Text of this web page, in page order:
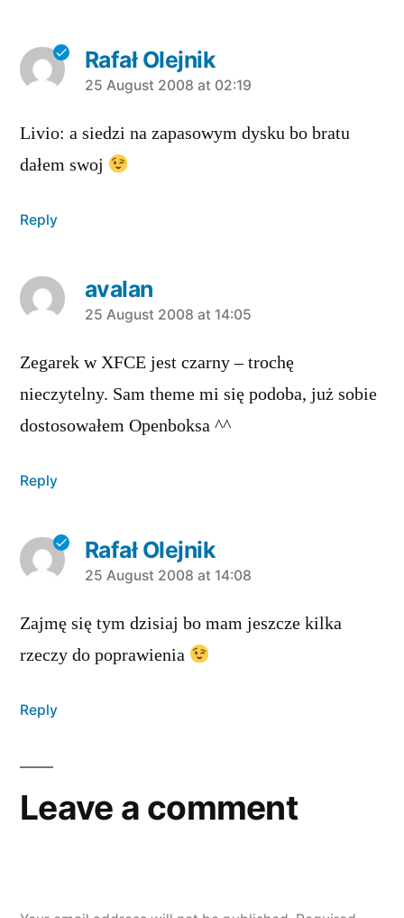
Rafał Olejnik
says:
25 August 2008 at 02:19
Livio: a siedzi na zapasowym dysku bo bratu
dałem swoj
Reply
avalan
says:
25 August 2008 at 14:05
Zegarek w XFCE jest czarny – trochę
nieczytelny. Sam theme mi się podoba, już sobie
dostosowałem Openboksa ^^
Reply
Rafał Olejnik
says:
25 August 2008 at 14:08
Zajmę się tym dzisiaj bo mam jeszcze kilka
rzeczy do poprawienia
Reply
Leave a comment